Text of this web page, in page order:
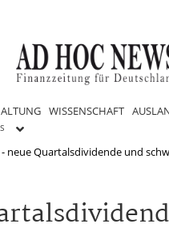
WISSENSCHAFT
neue Quartalsdividende und